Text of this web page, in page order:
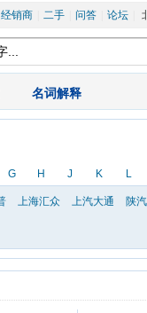
经销商 二手 问答 论坛
名词解释
G H J K L
上海汇众 上汽大通 陕